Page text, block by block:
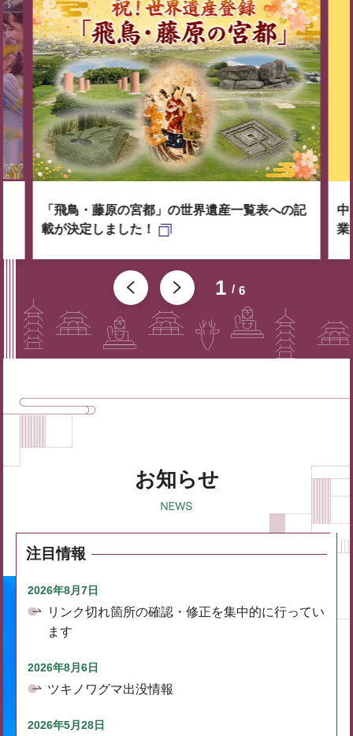
1 6
「飛鳥・藤原の宮都」の世界遺産一覧表への記
載が決定しました！
中
業
お知らせ
注目情報
2026年8月7日
リンク切れ箇所の確認・修正を集中的に行ってい
ます
2026年8月6日
ツキノワグマ出没情報
2026年5月28日